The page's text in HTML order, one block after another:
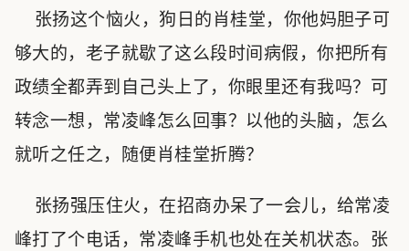
张扬这个恼火，狗日的肖桂堂，你他妈胆子可
够大的，老子就歇了这么段时间病假，你把所有
政绩全都弄到自己头上了，你眼里还有我吗？可
转念一想，常凌峰怎么回事？以他的头脑，怎么
就听之任之，随便肖桂堂折腾？
张扬强压住火，在招商办呆了一会儿，给常凌
峰打了个电话，常凌峰手机也处在关机状态。张